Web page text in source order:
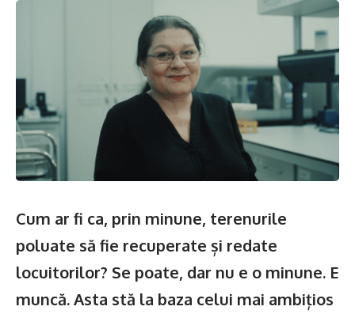
Cum ar fi ca, prin minune, terenurile
poluate să fie recuperate și redate
locuitorilor? Se poate, dar nu e o minune. E
muncă. Asta stă la baza celui mai ambițios